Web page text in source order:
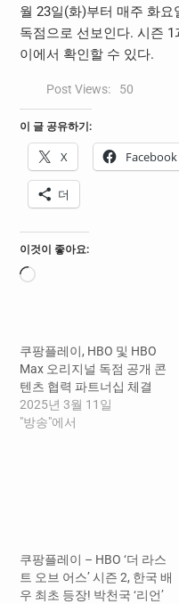
월 23일(화)부터 매주 화
독점으로 선보인다. 시즌
이에서 확인할 수 있다.
Post Views: 50
이 글 공유하기:
X Facebook
더
이것이 좋아요:
로
쿠팡플레이, HBO 및 HBO
Max 오리지널 독점 공개 콘
텐츠 협력 파트너십 체결
2025년 3월 11일
"방송"에서
쿠팡플레이 – HBO ‘더 라스
트 오브 어스’ 시즌 2, 한국 배
우 최초 등장! 박천국 ‘리언’